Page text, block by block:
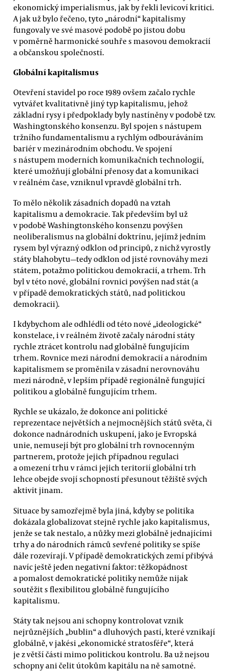
ekonomický imperialismus, jak by řekli levicoví kritici.
A jak už bylo řečeno, tyto „národní“ kapitalismy
fungovaly ve své masové podobě po jistou dobu
v poměrně harmonické souhře s masovou demokracií
a občanskou společností.
Globální kapitalismus
Otevření stavidel po roce 1989 ovšem začalo rychle
vytvářet kvalitativně jiný typ kapitalismu, jehož
základní rysy i předpoklady byly nastíněny v podobě tzv.
Washingtonského konsenzu. Byl spojen s nástupem
tržního fundamentalismu a rychlým odbouráváním
bariér v mezinárodním obchodu. Ve spojení
s nástupem moderních komunikačních technologií,
které umožňují globální přenosy dat a komunikaci
v reálném čase, vzniknul vpravdě globální trh.
To mělo několik zásadních dopadů na vztah
kapitalismu a demokracie. Tak především byl už
v podobě Washingtonského konsenzu povýšen
neoliberalismus na globální doktrínu, jejímž jedním
rysem byl výrazný odklon od principů, z nichž vyrostly
státy blahobytu—tedy odklon od jisté rovnováhy mezi
státem, potažmo politickou demokracií, a trhem. Trh
byl v této nové, globální rovnici povýšen nad stát (a
v případě demokratických států, nad politickou
demokracii).
I kdybychom ale odhlédli od této nové „ideologické“
konstelace, i v reálném životě začaly národní státy
rychle ztrácet kontrolu nad globálně fungujícím
trhem. Rovnice mezi národní demokracií a národním
kapitalismem se proměnila v zásadní nerovnováhu
mezi národně, v lepším případě regionálně fungující
politikou a globálně fungujícím trhem.
Rychle se ukázalo, že dokonce ani politické
reprezentace největších a nejmocnějších států světa, či
dokonce nadnárodních uskupení, jako je Evropská
unie, nemusejí být pro globální trh rovnocenným
partnerem, protože jejich případnou regulaci
a omezení trhu v rámci jejich teritorií globální trh
lehce obejde svojí schopností přesunout těžiště svých
aktivit jinam.
Situace by samozřejmě byla jiná, kdyby se politika
dokázala globalizovat stejně rychle jako kapitalismus,
jenže se tak nestalo, a nůžky mezi globálně jednajícími
trhy a do národních rámců sevřené politiky se spíše
dále rozevírají. V případě demokratických zemí přibývá
navíc ještě jeden negativní faktor: těžkopádnost
a pomalost demokratické politiky nemůže nijak
soutěžit s flexibilitou globálně fungujícího
kapitalismu.
Státy tak nejsou ani schopny kontrolovat vznik
nejrůznějších „bublin“ a dluhových pastí, které vznikají
globálně, v jakési „ekonomické stratosféře“, která
je z větší části mimo politickou kontrolu. Ba už nejsou
schopny ani čelit útokům kapitálu na ně samotné.